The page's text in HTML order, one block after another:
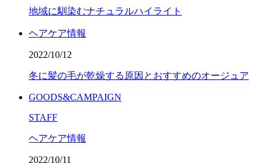
地域に馴染むナチュラルハイライト
ヘアケア情報
2022/10/12
冬に髪の毛が乾燥する原因とおすすめのオージュア
GOODS&CAMPAIGN
STAFF
ヘアケア情報
2022/10/11